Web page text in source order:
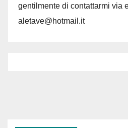
gentilmente di contattarmi via
aletave@hotmail.it